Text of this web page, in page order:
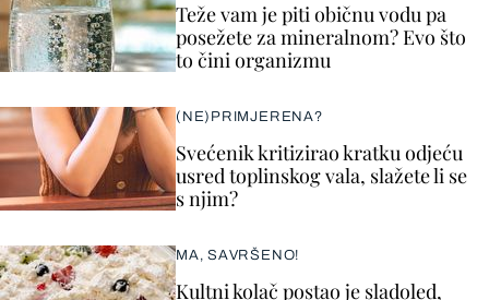
Teže vam je piti običnu vodu pa
posežete za mineralnom? Evo što
to čini organizmu
(NE)PRIMJERENA?
Svećenik kritizirao kratku odjeću
usred toplinskog vala, slažete li se
s njim?
MA, SAVRŠENO!
Kultni kolač postao je sladoled,